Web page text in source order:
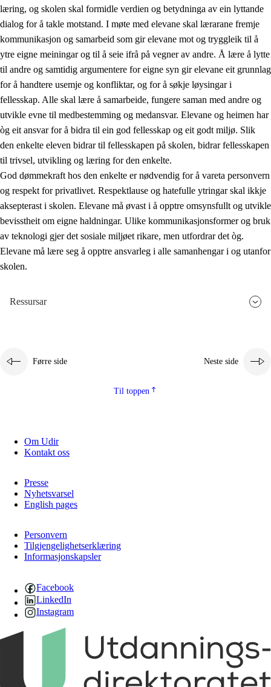
2.2 Kompetanse i faga
2.3 Grunnleggjande ferdigheiter
2.4 Å lære å lære
Tverrfaglege tema
læring, og skolen skal formidle verdien og betydninga av ein lyttande
dialog for å takle motstand. I møte med elevane skal lærarane fremje
kommunikasjon og samarbeid som gir elevane mot og tryggleik til å
ytre eigne meiningar og til å seie ifrå på vegner av andre. Å lære å lytte
til andre og samtidig argumentere for eigne syn gir elevane eit grunnlag
for å handtere usemje og konfliktar, og for å søkje løysingar i
fellesskap. Alle skal lære å samarbeide, fungere saman med andre og
utvikle evne til medbestemming og medansvar. Elevane og heimen har
òg eit ansvar for å bidra til ein god fellesskap og eit godt miljø. Slik
den enkelte eleven bidrar til fellesskapen på skolen, bidrar fellesskapen
til trivsel, utvikling og læring for den enkelte.
God dømmekraft hos den enkelte er nødvendig for å vareta personvern
og respekt for privatlivet. Respektlause og hatefulle ytringar skal ikkje
aksepterast i skolen. Elevane må øvast i å opptre omsynsfullt og utvikle
bevisstheit om eigne haldningar. Ulike kommunikasjonsformer og bruk
av teknologi gjer det sosiale miljøet rikare, men utfordrar det òg.
Elevane må lære seg å opptre ansvarleg i alle samanhengar i og utanfor
skolen.
Ressursar
Førre side Neste side
Til toppen
Om Udir
Kontakt oss
Presse
Nyhetsvarsel
English pages
Personvern
Tilgjengelighetserklæring
Informasjonskapsler
Facebook
LinkedIn
Instagram